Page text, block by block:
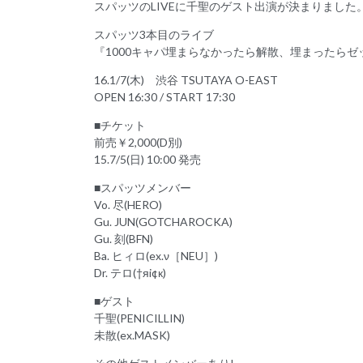
スパッツのLIVEに千聖のゲスト出演が決まりました。
スパッツ3本目のライブ
『1000キャパ埋まらなかったら解散、埋まったらゼ
16.1/7(木) 渋谷 TSUTAYA O-EAST
OPEN 16:30 / START 17:30
■チケット
前売￥2,000(D別)
15.7/5(日) 10:00 発売
■スパッツメンバー
Vo. 尽(HERO)
Gu. JUN(GOTCHAROCKA)
Gu. 刻(BFN)
Ba. ヒィロ(ex.ν［NEU］)
Dr. テロ(†яi¢к)
■ゲスト
千聖(PENICILLIN)
未散(ex.MASK)